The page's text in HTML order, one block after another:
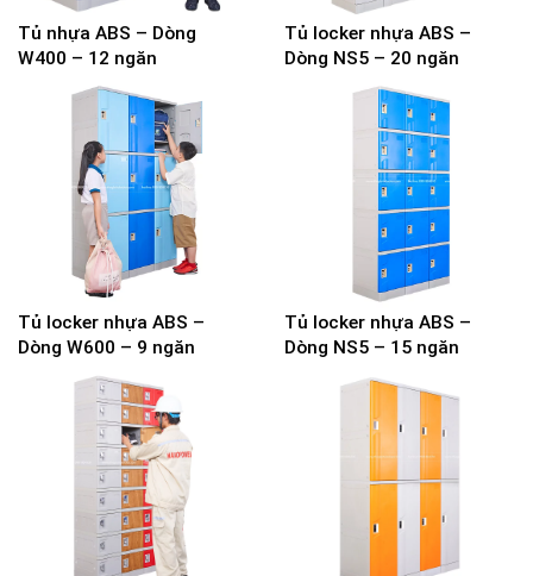
Tủ nhựa ABS – Dòng
W400 – 12 ngăn
Tủ locker nhựa ABS –
Dòng NS5 – 20 ngăn
Tủ locker nhựa ABS –
Dòng W600 – 9 ngăn
Tủ locker nhựa ABS –
Dòng NS5 – 15 ngăn